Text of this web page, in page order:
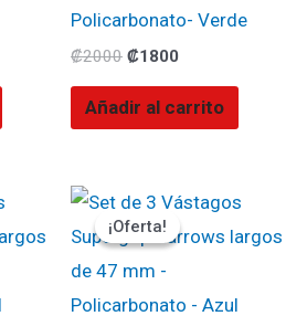
Policarbonato- Verde
₡2000 ₡1800
Añadir al carrito
¡Oferta!
¡Oferta!
El
precio
original
₡2000.
El
precio
actual